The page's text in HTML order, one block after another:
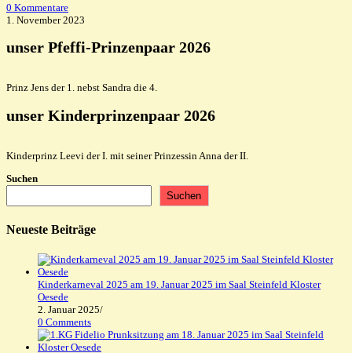
0 Kommentare
1. November 2023
unser Pfeffi-Prinzenpaar 2026
Prinz Jens der 1. nebst Sandra die 4.
unser Kinderprinzenpaar 2026
Kinderprinz Leevi der I. mit seiner Prinzessin Anna der II.
Suchen
Suchen
Neueste Beiträge
Kinderkarneval 2025 am 19. Januar 2025 im Saal Steinfeld Kloster
Oesede
2. Januar 2025/
0 Comments